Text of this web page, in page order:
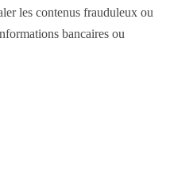
les contenus frauduleux ou
bancaires ou